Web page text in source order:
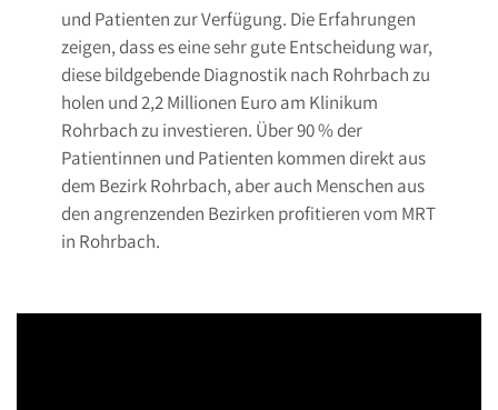
und Patienten zur Verfügung. Die Erfahrungen
zeigen, dass es eine sehr gute Entscheidung war,
diese bildgebende Diagnostik nach Rohrbach zu
holen und 2,2 Millionen Euro am Klinikum
Rohrbach zu investieren. Über 90 % der
Patientinnen und Patienten kommen direkt aus
dem Bezirk Rohrbach, aber auch Menschen aus
den angrenzenden Bezirken profitieren vom MRT
in Rohrbach.